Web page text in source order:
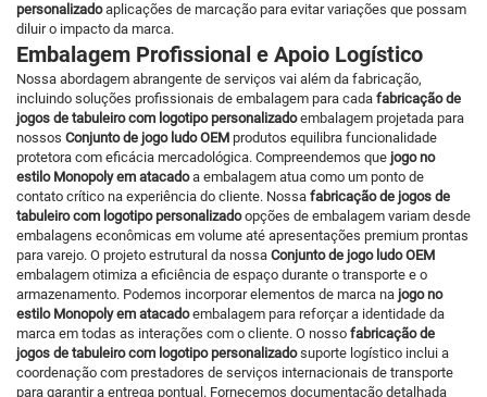
personalizadoaplicações de marcação para evitar variações que possam
diluir o impacto da marca.
Embalagem Profissional e Apoio Logístico
Nossa abordagem abrangente de serviços vai além da fabricação,
incluindo soluções profissionais de embalagem para cada fabricação de
jogos de tabuleiro com logotipo personalizadoembalagem projetada para
nossos Conjunto de jogo ludo OEM produtos equilibra funcionalidade
protetora com eficácia mercadológica. Compreendemos que jogo no
estilo Monopoly em atacadoa embalagem atua como um ponto de
contato crítico na experiência do cliente. Nossa fabricação de jogos de
tabuleiro com logotipo personalizadoopções de embalagem variam desde
embalagens econômicas em volume até apresentações premium prontas
para varejo. O projeto estrutural da nossa Conjunto de jogo ludo OEM
embalagem otimiza a eficiência de espaço durante o transporte e o
armazenamento. Podemos incorporar elementos de marca na jogo no
estilo Monopoly em atacadoembalagem para reforçar a identidade da
marca em todas as interações com o cliente. O nosso fabricação de
jogos de tabuleiro com logotipo personalizadosuporte logístico inclui a
coordenação com prestadores de serviços internacionais de transporte
para garantir a entrega pontual. Fornecemos documentação detalhada